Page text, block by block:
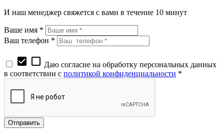
И наш менеджер свяжется с вами в течение 10 минут
Ваше имя *
Ваш телефон *
check_box check_box_outline_blank Даю согласие на обработку персональных данных
в соответствии с политикой конфиденциальности *